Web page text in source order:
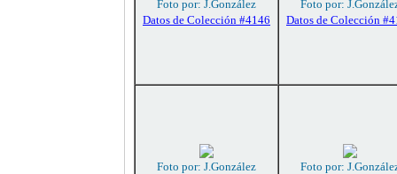
Foto por: J.González
Datos de Colección #4146
Foto por:
Datos de Colección
Foto por: J.González
Foto por: